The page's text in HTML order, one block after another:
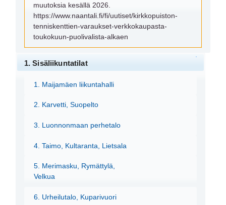
muutoksia kesällä 2026.
https://www.naantali.fi/fi/uutiset/kirkkopuiston-
tenniskenttien-varaukset-verkkokaupasta-
toukokuun-puolivalista-alkaen
1. Sisäliikuntatilat
1. Maijamäen liikuntahalli
2. Karvetti, Suopelto
3. Luonnonmaan perhetalo
4. Taimo, Kultaranta, Lietsala
5. Merimasku, Rymättylä,
Velkua
6. Urheilutalo, Kuparivuori